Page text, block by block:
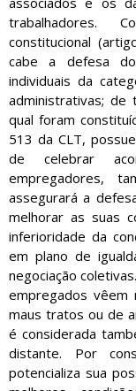
trabalhadores.
constitucional
cabe a defesa
individuais da
administrativas;
qual foram
513 da CLT,
de celebrar
empregadores,
assegurará a
melhorar as suas
inferioridade da
em plano de
negociação
empregados
maus tratos ou de
é considerada
distante. Por
potencializa sua